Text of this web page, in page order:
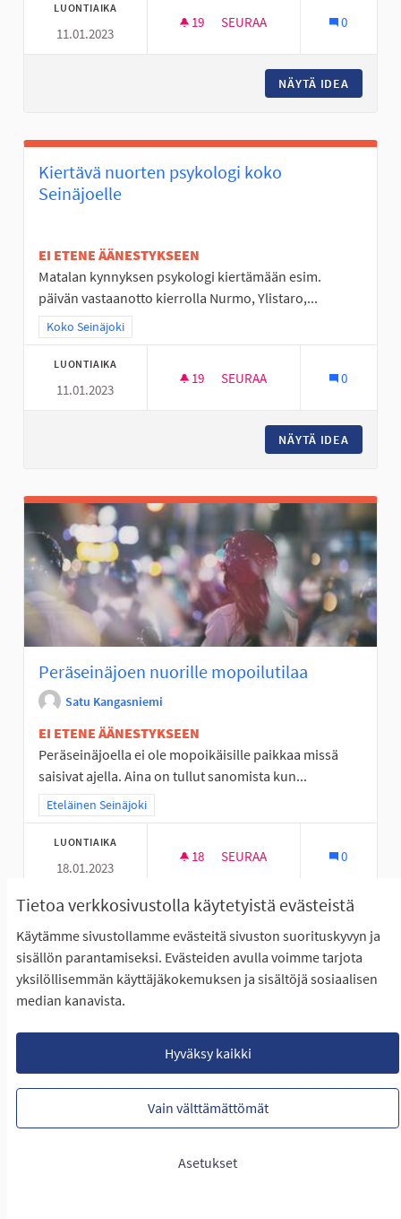
Tietoa verkkosivustolla käytetyistä evästeistä
Käytämme sivustollamme evästeitä sivuston suorituskyvyn ja
sisällön parantamiseksi. Evästeiden avulla voimme tarjota
yksilöllisemmän käyttäjäkokemuksen ja sisältöjä sosiaalisen
median kanavista.
Hyväksy kaikki
Vain välttämättömät
Asetukset
LUONTIAIKA
11.01.2023
19 19 SEURAAJAA
SEURAA 0
NÄYTÄ IDEA
Kiertävä nuorten psykologi koko
Seinäjoelle
EI ETENE ÄÄNESTYKSEEN
Matalan kynnyksen psykologi kiertämään esim.
päivän vastaanotto kierrolla Nurmo, Ylistaro,...
Rajaa tulokset teeman mukaan: Koko Seinäjoki
Koko Seinäjoki
LUONTIAIKA
11.01.2023
19 19 SEURAAJAA
SEURAA 0
NÄYTÄ IDEA
Peräseinäjoen nuorille mopoilutilaa
Satu Kangasniemi
EI ETENE ÄÄNESTYKSEEN
Peräseinäjoella ei ole mopoikäisille paikkaa missä
saisivat ajella. Aina on tullut sanomista kun...
Rajaa tulokset teeman mukaan: Eteläinen Seinäjoki
Eteläinen Seinäjoki
LUONTIAIKA
18.01.2023
18 18 SEURAAJAA
SEURAA 0